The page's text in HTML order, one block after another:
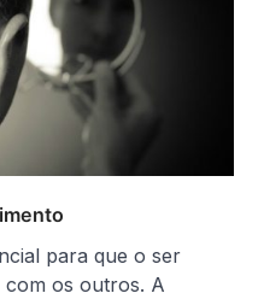
para que o ser
com os outros. A